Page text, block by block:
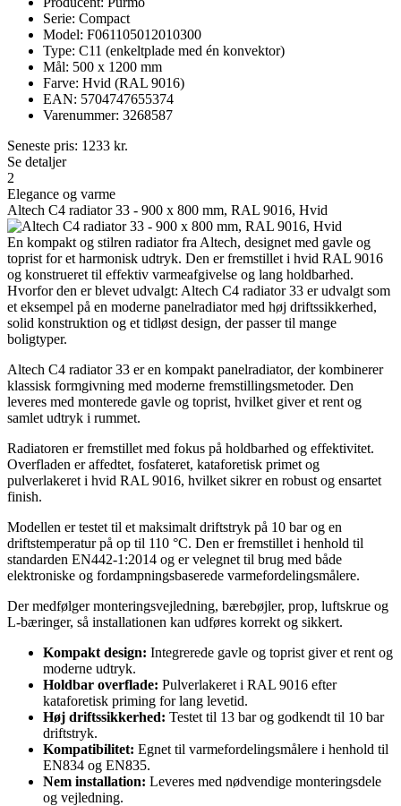
Serie: Compact
Model: F061105012010300
Type: C11 (enkeltplade med én konvektor)
Mål: 500 x 1200 mm
Farve: Hvid (RAL 9016)
EAN: 5704747655374
Varenummer: 3268587
Seneste pris: 1233 kr.
Se detaljer
2
Elegance og varme
Altech C4 radiator 33 - 900 x 800 mm, RAL 9016, Hvid
En kompakt og stilren radiator fra Altech, designet med gavle og
toprist for et harmonisk udtryk. Den er fremstillet i hvid RAL 9016
og konstrueret til effektiv varmeafgivelse og lang holdbarhed.
Hvorfor den er blevet udvalgt: Altech C4 radiator 33 er udvalgt som
et eksempel på en moderne panelradiator med høj driftssikkerhed,
solid konstruktion og et tidløst design, der passer til mange
boligtyper.
Altech C4 radiator 33 er en kompakt panelradiator, der kombinerer
klassisk formgivning med moderne fremstillingsmetoder. Den
leveres med monterede gavle og toprist, hvilket giver et rent og
samlet udtryk i rummet.
Radiatoren er fremstillet med fokus på holdbarhed og effektivitet.
Overfladen er affedtet, fosfateret, kataforetisk primet og
pulverlakeret i hvid RAL 9016, hvilket sikrer en robust og ensartet
finish.
Modellen er testet til et maksimalt driftstryk på 10 bar og en
driftstemperatur på op til 110 °C. Den er fremstillet i henhold til
standarden EN442-1:2014 og er velegnet til brug med både
elektroniske og fordampningsbaserede varmefordelingsmålere.
Der medfølger monteringsvejledning, bærebøjler, prop, luftskrue og
L-bæringer, så installationen kan udføres korrekt og sikkert.
Kompakt design: Integrerede gavle og toprist giver et rent og
moderne udtryk.
Holdbar overflade: Pulverlakeret i RAL 9016 efter
kataforetisk priming for lang levetid.
Høj driftssikkerhed: Testet til 13 bar og godkendt til 10 bar
driftstryk.
Kompatibilitet: Egnet til varmefordelingsmålere i henhold til
EN834 og EN835.
Nem installation: Leveres med nødvendige monteringsdele
og vejledning.